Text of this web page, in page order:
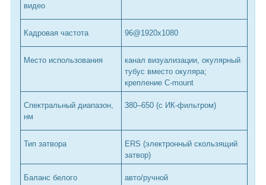
видео
Кадровая частота 96@1920x1080
Место использования
канал визуализации, окулярный
тубус вместо окуляра;
крепление C-mount
Спектральный диапазон,
нм
380–650 (с ИК-фильтром)
Тип затвора
ERS (электронный скользящий
затвор)
Баланс белого авто/ручной